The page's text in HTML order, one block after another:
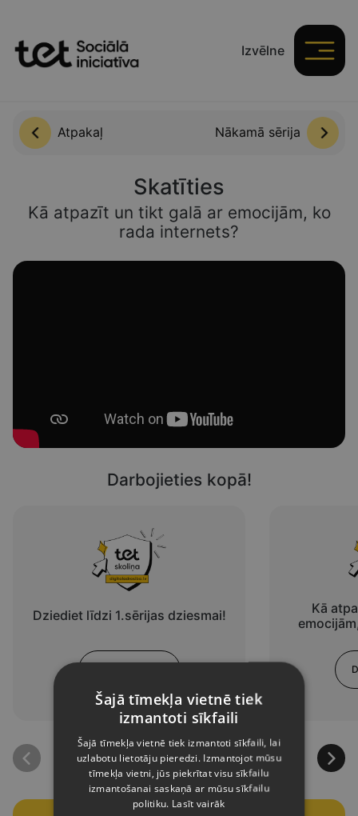
Aizvērt
Sākums
Digitālās drošības ceļvedis
Izvēlne
Atpakaļ Nākamā sērija
Skatīties
Kā atpazīt un tikt galā ar emocijām, ko
rada internets?
Darbojieties kopā!
Dziediet līdzi 1.sērijas dziesmai!
Kā
Šajā tīmekļa vietnē tiek
izmantoti sīkfaili
Šajā tīmekļa vietnē tiek izmantoti sīkfaili, lai
uzlabotu lietotāju pieredzi. Izmantojot mūsu
tīmekļa vietni, jūs piekrītat visu sīkfailu
izmantošanai saskaņā ar mūsu sīkfailu
politiku. Lasīt vairāk